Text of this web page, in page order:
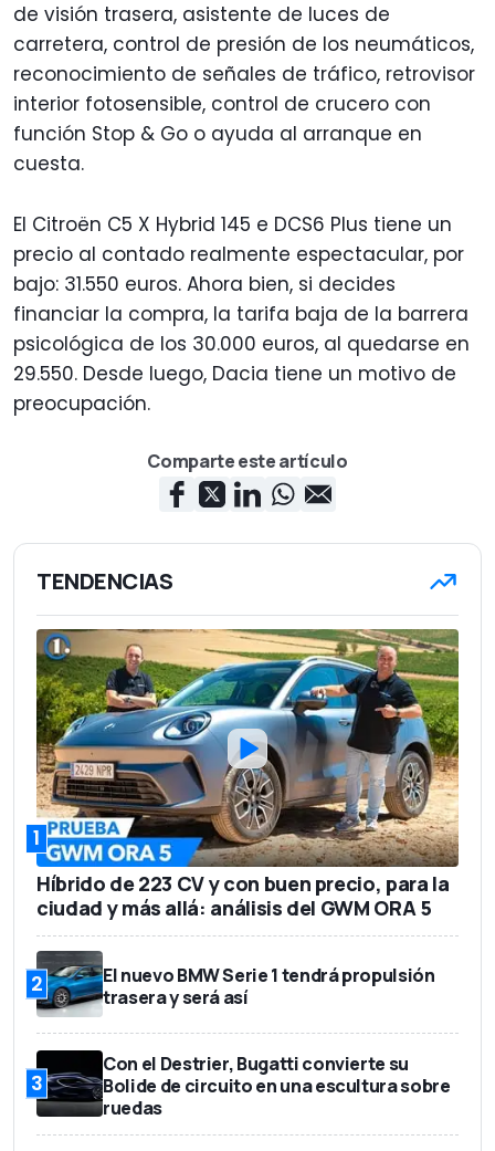
de visión trasera, asistente de luces de
carretera, control de presión de los neumáticos,
reconocimiento de señales de tráfico, retrovisor
interior fotosensible, control de crucero con
función Stop & Go o ayuda al arranque en
cuesta.
El Citroën C5 X Hybrid 145 e DCS6 Plus tiene un
precio al contado realmente espectacular, por
bajo: 31.550 euros. Ahora bien, si decides
financiar la compra, la tarifa baja de la barrera
psicológica de los 30.000 euros, al quedarse en
29.550. Desde luego, Dacia tiene un motivo de
preocupación.
Comparte este artículo
TENDENCIAS
1
Híbrido de 223 CV y con buen precio, para la
ciudad y más allá: análisis del GWM ORA 5
2
El nuevo BMW Serie 1 tendrá propulsión
trasera y será así
3
Con el Destrier, Bugatti convierte su
Bolide de circuito en una escultura sobre
ruedas